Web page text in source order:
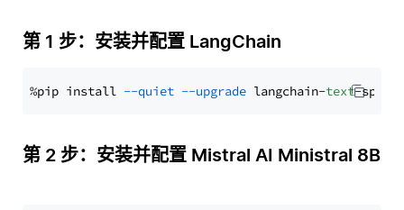
第 1 步：安装并配置 LangChain
%pip install --quiet --upgrade langchain-text
第 2 步：安装并配置 Mistral AI Ministral 8B